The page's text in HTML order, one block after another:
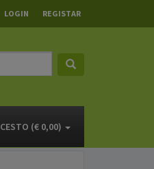
LOGIN REGISTAR
CESTO (€ 0,00)